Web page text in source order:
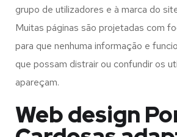
grupo de utilizadores e à marca do
Muitas páginas são projetadas com
para que nenhuma informação e
que possam distrair ou confundir os
apareçam.
Web design